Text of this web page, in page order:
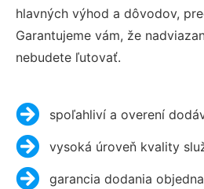
hlavných výhod a dôvodov,
Garantujeme vám, že
nebudete ľutovať.
spoľahliví a overení
vysoká úroveň kvality
garancia dodania